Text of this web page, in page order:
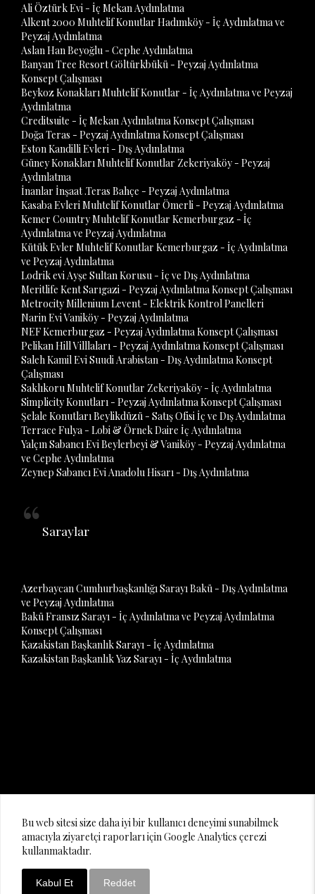
Ali Öztürk Evi - İç Mekan Aydınlatma
Alkent 2000 Muhtelif Konutlar Hadımköy - İç Aydınlatma ve
Peyzaj Aydınlatma
Aslan Han Beyoğlu - Cephe Aydınlatma
Banyan Tree Resort Göltürkbükü - Peyzaj Aydınlatma
Konsept Çalışması
Beykoz Konakları Muhtelif Konutlar - İç Aydınlatma ve Peyzaj
Aydınlatma
Creditsuite - İç Mekan Aydınlatma Konsept Çalışması
Doğa Teras - Peyzaj Aydınlatma Konsept Çalışması
Eston Kandilli Evleri - Dış Aydınlatma
Güney Konakları Muhtelif Konutlar Zekeriyaköy - Peyzaj
Aydınlatma
İnanlar İnşaat .Teras Bahçe - Peyzaj Aydınlatma
Kasaba Evleri Muhtelif Konutlar Ömerli - Peyzaj Aydınlatma
Kemer Country Muhtelif Konutlar Kemerburgaz - İç
Aydınlatma ve Peyzaj Aydınlatma
Kütük Evler Muhtelif Konutlar Kemerburgaz - İç Aydınlatma
ve Peyzaj Aydınlatma
Lodrik evi Ayşe Sultan Korusu - İç ve Dış Aydınlatma
Meritlife Kent Sarıgazi - Peyzaj Aydınlatma Konsept Çalışması
Metrocity Millenium Levent - Elektrik Kontrol Panelleri
Narin Evi Vaniköy - Peyzaj Aydınlatma
NEF Kemerburgaz - Peyzaj Aydınlatma Konsept Çalışması
Pelikan Hill Villlaları - Peyzaj Aydınlatma Konsept Çalışması
Saleh Kamil Evi Suudi Arabistan - Dış Aydınlatma Konsept
Çalışması
Saklıkoru Muhtelif Konutlar Zekeriyaköy - İç Aydınlatma
Simplicity Konutları - Peyzaj Aydınlatma Konsept Çalışması
Şelale Konutları Beylikdüzü - Satış Ofisi İç ve Dış Aydınlatma
Terrace Fulya - Lobi & Örnek Daire İç Aydınlatma
Yalçın Sabancı Evi Beylerbeyi & Vaniköy - Peyzaj Aydınlatma
ve Cephe Aydınlatma
Zeynep Sabancı Evi Anadolu Hisarı - Dış Aydınlatma
Saraylar
Azerbaycan Cumhurbaşkanlığı Sarayı Bakü - Dış Aydınlatma
ve Peyzaj Aydınlatma
Bakü Fransız Sarayı - İç Aydınlatma ve Peyzaj Aydınlatma
Konsept Çalışması
Kazakistan Başkanlık Sarayı - İç Aydınlatma
Kazakistan Başkanlık Yaz Sarayı - İç Aydınlatma
Bu web sitesi size daha iyi bir kullanıcı deneyimi sunabilmek
amacıyla ziyaretçi raporları için Google Analytics çerezi
kullanmaktadır.
Kabul Et Reddet
© 2020 Lighting Design Studio